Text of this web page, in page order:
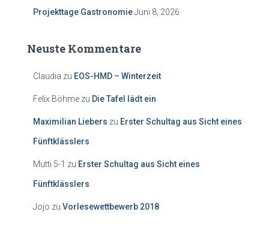
Projekttage GastronomieJuni 8, 2026
Neuste Kommentare
Claudia zu EOS-HMD – Winterzeit
Felix Böhme zu Die Tafel lädt ein
Maximilian Liebers zu Erster Schultag aus Sicht eines
Fünftklässlers
Mutti 5-1 zu Erster Schultag aus Sicht eines
Fünftklässlers
Jojo zu Vorlesewettbewerb 2018